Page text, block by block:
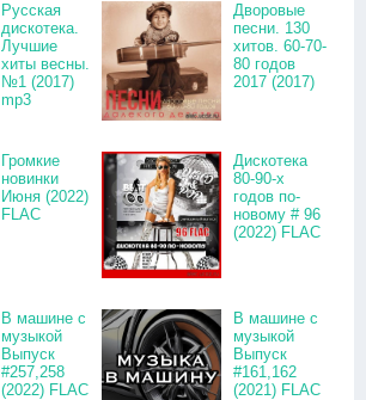
Русская
дискотека.
Лучшие
хиты весны.
№1 (2017)
mp3
Дворовые
песни. 130
хитов. 60-70-
80 годов
2017 (2017)
Громкие
новинки
Июня (2022)
FLAC
Дискотека
80-90-х
годов по-
новому # 96
(2022) FLAC
В машине с
музыкой
Выпуск
#257,258
(2022) FLAC
В машине с
музыкой
Выпуск
#161,162
(2021) FLAC